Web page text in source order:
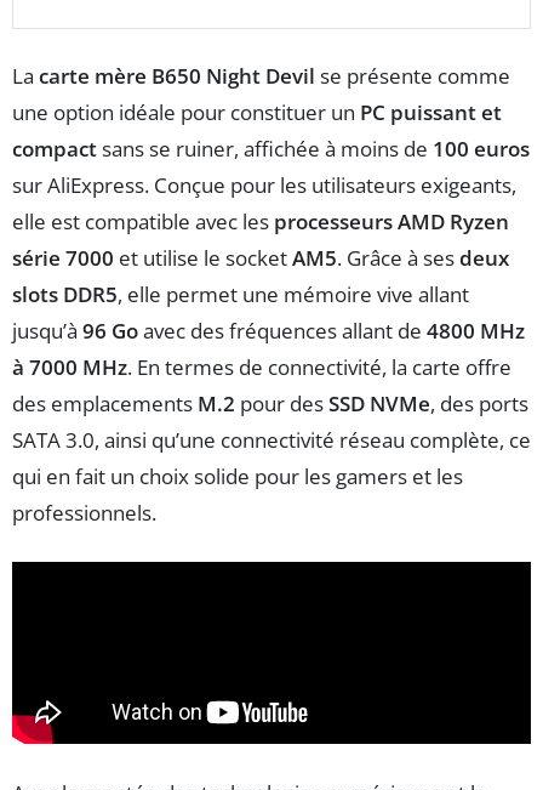
La carte mère B650 Night Devil se présente comme
une option idéale pour constituer un PC puissant et
compactsans se ruiner, affichée à moins de 100 euros
sur AliExpress. Conçue pour les utilisateurs exigeants,
elle est compatible avec les processeurs AMD Ryzen
série 7000 et utilise le socketAM5. Grâce à sesdeux
slots DDR5, elle permet une mémoire vive allant
jusqu’à 96 Goavec des fréquences allant de 4800 MHz
à 7000 MHz. En termes de connectivité, la carte offre
des emplacements M.2 pour desSSD NVMe, des ports
SATA 3.0, ainsi qu’une connectivité réseau complète, ce
qui en fait un choix solide pour les gamers et les
professionnels.